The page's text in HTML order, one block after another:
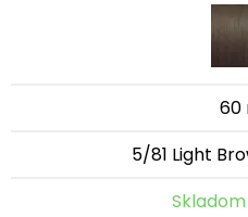
60
5/81 Light